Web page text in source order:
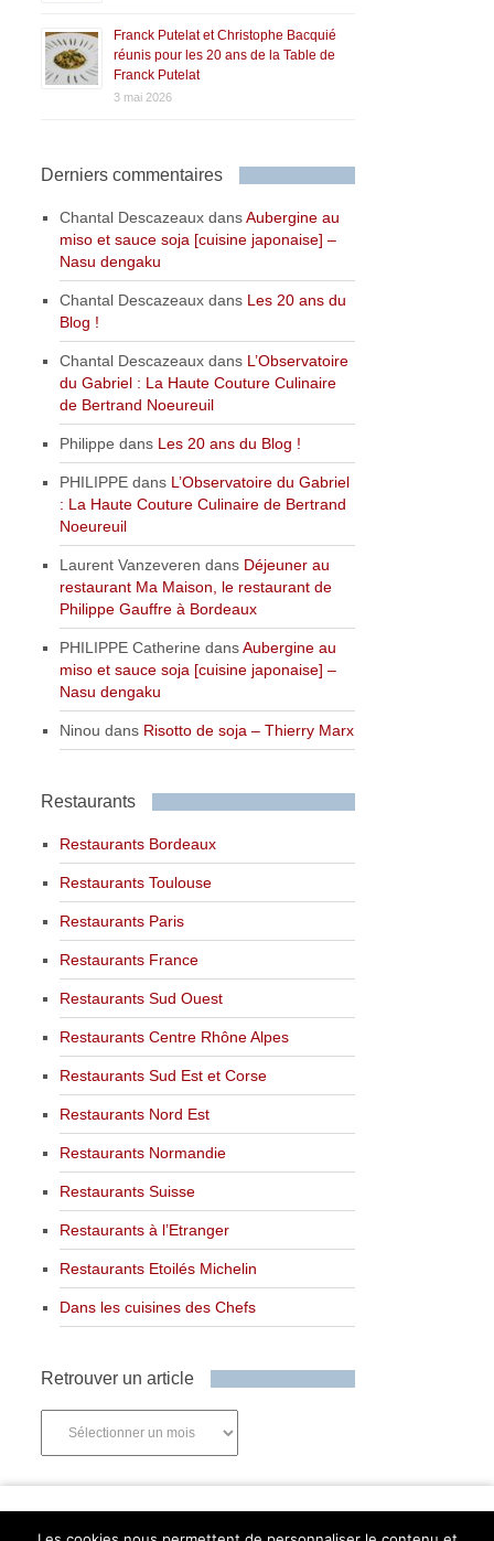
Franck Putelat et Christophe Bacquié
réunis pour les 20 ans de la Table de
Franck Putelat
3 mai 2026
Derniers commentaires
Chantal Descazeaux dansAubergine au
miso et sauce soja [cuisine japonaise] –
Nasu dengaku
Chantal Descazeaux dans Les 20 ans du
Blog !
Chantal Descazeaux dans L’Observatoire
du Gabriel : La Haute Couture Culinaire
de Bertrand Noeureuil
Philippe dans Les 20 ans du Blog !
PHILIPPE dans L’Observatoire du Gabriel
: La Haute Couture Culinaire de Bertrand
Noeureuil
Laurent Vanzeveren dans Déjeuner au
restaurant Ma Maison, le restaurant de
Philippe Gauffre à Bordeaux
PHILIPPE Catherine dansAubergine au
miso et sauce soja [cuisine japonaise] –
Nasu dengaku
Ninou dans Risotto de soja – Thierry Marx
Restaurants
Restaurants Bordeaux
Restaurants Toulouse
Restaurants Paris
Restaurants France
Restaurants Sud Ouest
Restaurants Centre Rhône Alpes
Restaurants Sud Est et Corse
Restaurants Nord Est
Restaurants Normandie
Restaurants Suisse
Restaurants à l’Etranger
Restaurants Etoilés Michelin
Dans les cuisines des Chefs
Retrouver un article